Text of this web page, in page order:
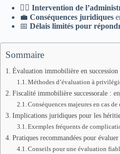
🕵️‍♂️ Intervention de
💼 Conséquences juridiques
📅 Délais limités pour
Sommaire
Évaluation immobilière en
Méthodes d’évaluation à
Fiscalité immobilière successorale :
Conséquences majeures en cas
Implications juridiques pour les
Exemples fréquents de
Pratiques recommandées pour
Conseils pour une évaluation